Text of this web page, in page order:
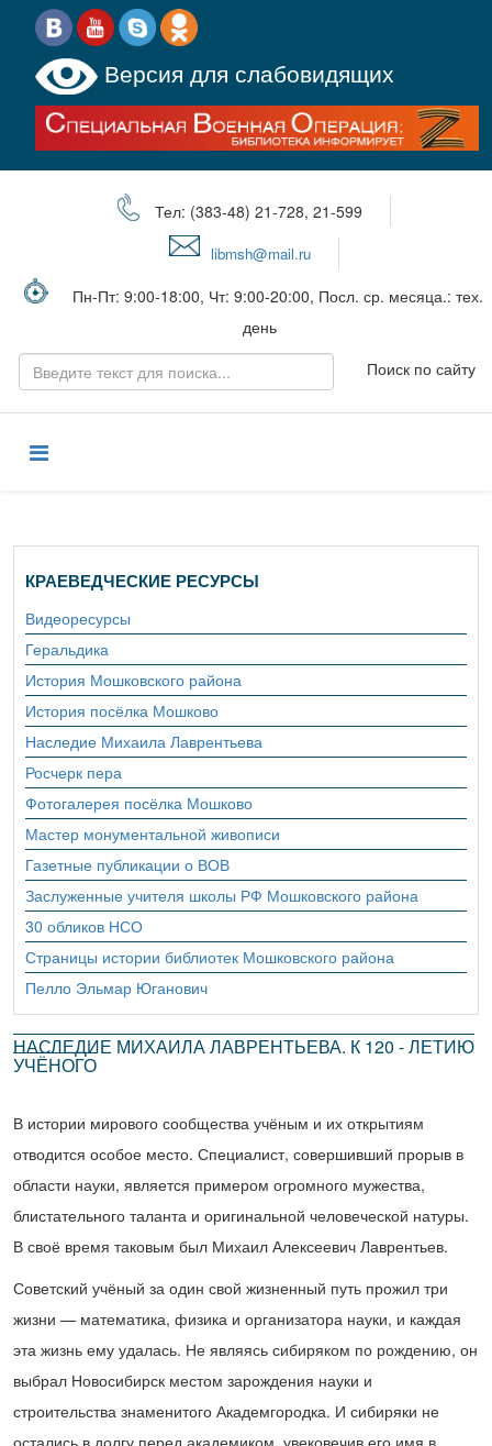
Версия для слабовидящих
Тел: (383-48) 21-728, 21-599
libmsh@mail.ru
Пн-Пт: 9:00-18:00, Чт: 9:00-20:00, Посл. ср. месяца.: тех.
день
Поиск по сайту
КРАЕВЕДЧЕСКИЕ РЕСУРСЫ
Видеоресурсы
Геральдика
История Мошковского района
История посёлка Мошково
Наследие Михаила Лаврентьева
Росчерк пера
Фотогалерея посёлка Мошково
Мастер монументальной живописи
Газетные публикации о ВОВ
Заслуженные учителя школы РФ Мошковского района
30 обликов НСО
Страницы истории библиотек Мошковского района
Пелло Эльмар Юганович
НАСЛЕДИЕ МИХАИЛА ЛАВРЕНТЬЕВА. К 120 - ЛЕТИЮ
УЧЁНОГО
В истории мирового сообщества учёным и их открытиям
отводится особое место. Специалист, совершивший прорыв в
области науки, является примером огромного мужества,
блистательного таланта и оригинальной человеческой натуры.
В своё время таковым был Михаил Алексеевич Лаврентьев.
Советский учёный за один свой жизненный путь прожил три
жизни — математика, физика и организатора науки, и каждая
эта жизнь ему удалась. Не являясь сибиряком по рождению, он
выбрал Новосибирск местом зарождения науки и
строительства знаменитого Академгородка. И сибиряки не
остались в долгу перед академиком, увековечив его имя в